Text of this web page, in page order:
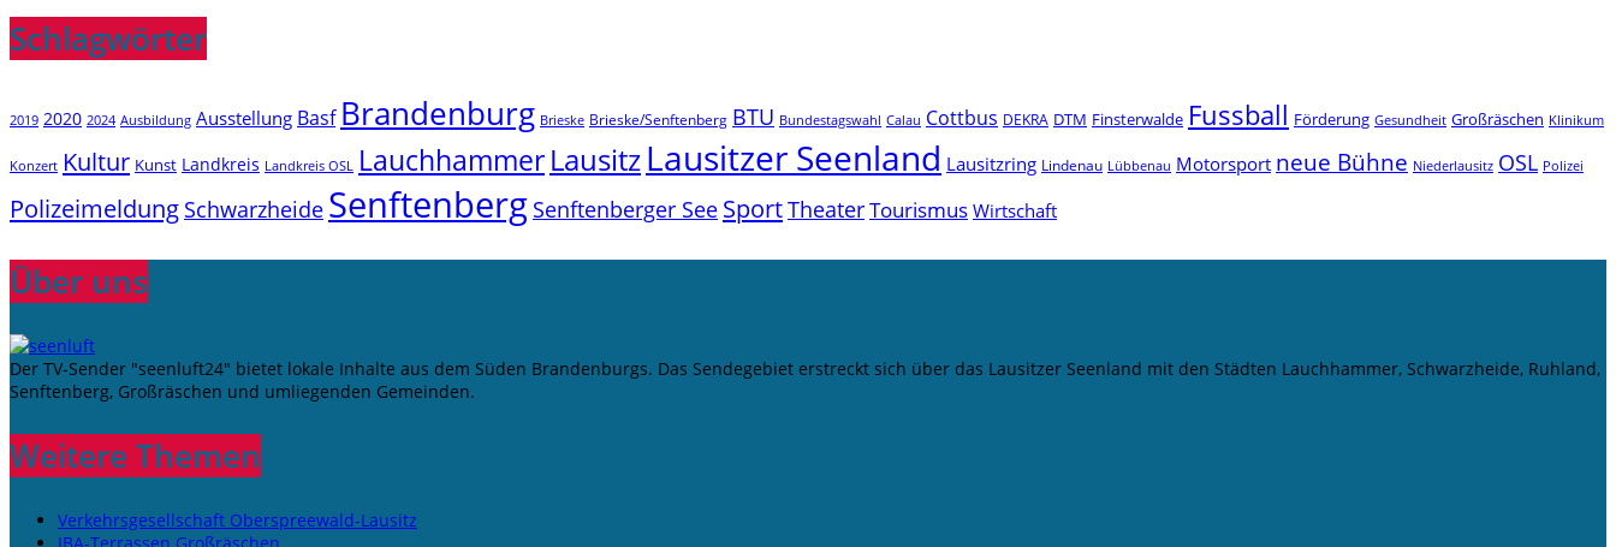
Schlagwörter
2019 2020 2024 Ausbildung Ausstellung Basf Brandenburg Brieske Brieske/Senftenberg BTU Bundestagswahl Calau Cottbus DEKRA DTM Finsterwalde Fussball Förderung Gesundheit Großräschen Klinikum
Konzert Kultur Kunst Landkreis Landkreis OSL LauchhammerLausitzLausitzer Seenland Lausitzring Lindenau Lübbenau Motorsport neue Bühne Niederlausitz OSL Polizei
Polizeimeldung Schwarzheide Senftenberg Senftenberger See SportTheaterTourismus Wirtschaft
Über uns
Der TV-Sender "seenluft24" bietet lokale Inhalte aus dem Süden Brandenburgs. Das Sendegebiet erstreckt sich über das Lausitzer Seenland mit den Städten Lauchhammer, Schwarzheide, Ruhland,
Senftenberg, Großräschen und umliegenden Gemeinden.
Weitere Themen
Verkehrsgesellschaft Oberspreewald-Lausitz